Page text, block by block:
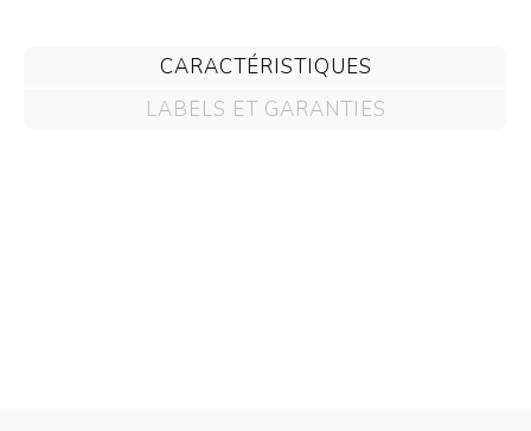
CARACTÉRISTIQUES
LABELS ET GARANTIES